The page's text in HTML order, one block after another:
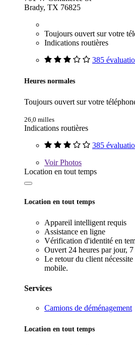
Brady, TX 76825
Toujours ouvert sur votre
Indications routières
385
Heures normales
Toujours ouvert sur votre
26,0 milles
Indications routières
385
VoirPhotos
Location en tout temps
Location en tout temps
Appareil intelligent requis
Assistance en ligne
Vérification d'identité en
Ouvert 24 heures par jour,
Le retour du client
mobile.
Services
Camions de déménagement
Location en tout temps